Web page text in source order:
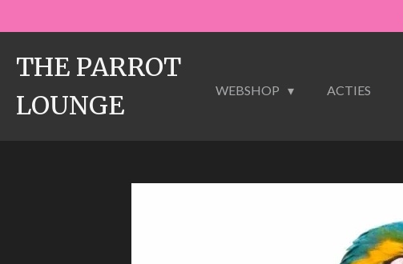
direct
naar
de
hoofdinhoud
THE PARROT
LOUNGE
WEBSHOP ACTIES